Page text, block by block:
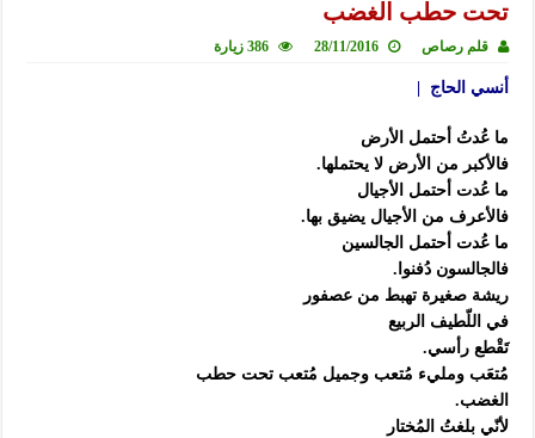
تحت حطب الغضب
قلم رصاص 28/11/2016 386 زيارة
أنسي الحاج |
ما عُدتُ أحتمل الأرض
فالأكبر من الأرض لا يحتملها.
ما عُدت أحتمل الأجيال
فالأعرف من الأجيال يضيق بها.
ما عُدت أحتمل الجالسين
فالجالسون دُفنوا.
ريشة صغيرة تهبط من عصفور
في اللّطيف الربيع
تَقْطع رأسي.
مُتعَب ومليء مُتعب وجميل مُتعب تحت حطب
الغضب.
لأنّي بلغتُ المُختار